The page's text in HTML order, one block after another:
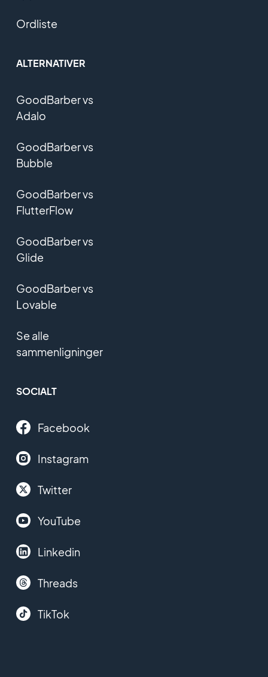
Ordliste
ALTERNATIVER
GoodBarber vs
Adalo
GoodBarber vs
Bubble
GoodBarber vs
FlutterFlow
GoodBarber vs
Glide
GoodBarber vs
Lovable
Se alle
sammenligninger
SOCIALT
Facebook
Instagram
Twitter
YouTube
Linkedin
Threads
TikTok